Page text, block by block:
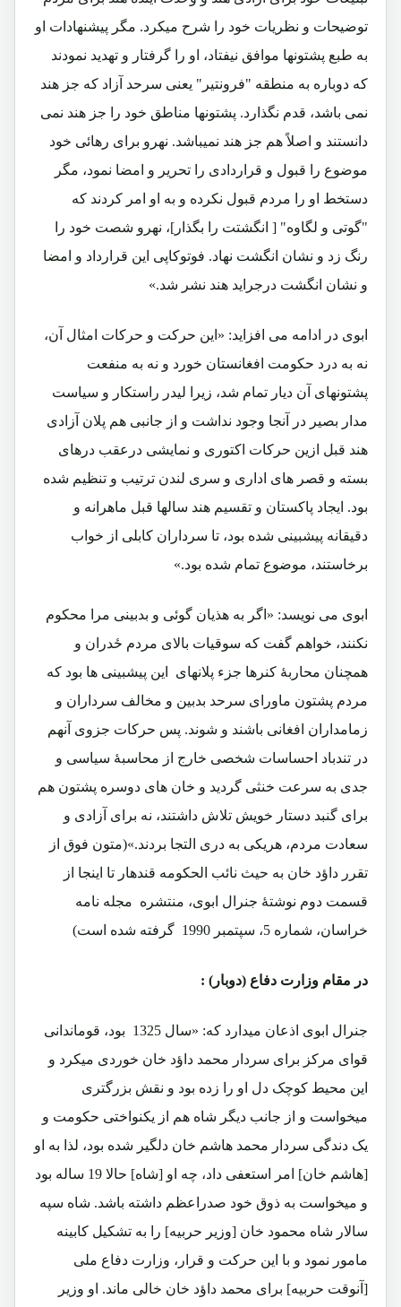
توضیحات و نظریات خود را شرح میکرد. مگر پیشنهادات او
به طبع پشتونها موافق نیفتاد، او را گرفتار و تهدید نمودند
که دوباره به منطقه "فرونتیر" یعنی سرحد آزاد که جز هند
نمی باشد، قدم نگذارد. پشتونها مناطق خود را جز هند نمی
دانستند و اصلاً هم جز هند نمیباشد. نهرو برای رهائی خود
موضوع را قبول و قراردادی را تحریر و امضا نمود، مگر
دستخط او را مردم قبول نکرده و به او امر کردند که
"گوتی و لگاوه" [ انگشتت را بگذار]، نهرو شصت خود را
رنگ زد و نشان انگشت نهاد. فوتوکاپی این قرارداد و امضا
و نشان انگشت درجراید هند نشر شد.»
ابوی در ادامه می افزاید: «این حرکت و حرکات امثال آن،
نه به درد حکومت افغانستان خورد و نه به منفعت
پشتونهای آن دیار تمام شد، زیرا لیدر راستکار و سیاست
مدار بصیر در آنجا وجود نداشت و از جانبی هم پلان آزادی
هند قبل ازین حرکات اکتوری و نمایشی درعقب درهای
بسته و قصر های اداری و سری لندن ترتیب و تنظیم شده
بود. ایجاد پاکستان و تقسیم هند سالها قبل ماهرانه و
دقیقانه پیشبینی شده بود، تا سرداران کابلی از خواب
برخاستند، موضوع تمام شده بود.»
ابوی می نویسد: «اگر به هذیان گوئی و بدبینی مرا محکوم
نکنند، خواهم گفت که سوقیات بالای مردم ځدران و
همچنان محاربۀ کنرها جزء پلانهای این پیشبینی ها بود که
مردم پشتون ماورای سرحد بدبین و مخالف سرداران و
زمامداران افغانی باشند و شوند. پس حرکات جزوی آنهم
در تندباد احساسات شخصی خارج از محاسبۀ سیاسی و
جدی به سرعت خنثی گردید و خان های دوسره پشتون هم
برای گنبد دستار خویش تلاش داشتند، نه برای آزادی و
سعادت مردم، هریکی به دری التجا بردند.»(متون فوق از
تقرر داؤد خان به حیث نائب الحکومه قندهار تا اینجا از
قسمت دوم نوشتۀ جنرال ابوی، منتشره مجله نامه
خراسان، شماره 5، سپتمبر 1990 گرفته شده است)
در مقام وزارت دفاع (دوبار) :
جنرال ابوی اذعان میدارد که: «سال 1325 بود، قوماندانی
قوای مرکز برای سردار محمد داؤد خان خوردی میکرد و
این محیط کوچک دل او را زده بود و نقش بزرگتری
میخواست و از جانب دیگر شاه هم از یکنواختی حکومت و
یک دندگی سردار محمد هاشم خان دلگیر شده بود، لذا به او
[هاشم خان] امر استعفی داد، چه او [شاه] حالا 19 ساله بود
و میخواست به ذوق خود صدراعظم داشته باشد. شاه سپه
سالار شاه محمود خان [وزیر حربیه] را به تشکیل کابینه
مامور نمود و با این حرکت و قرار، وزارت دفاع ملی
[آنوقت حربیه] برای محمد داؤد خان خالی ماند. او وزیر